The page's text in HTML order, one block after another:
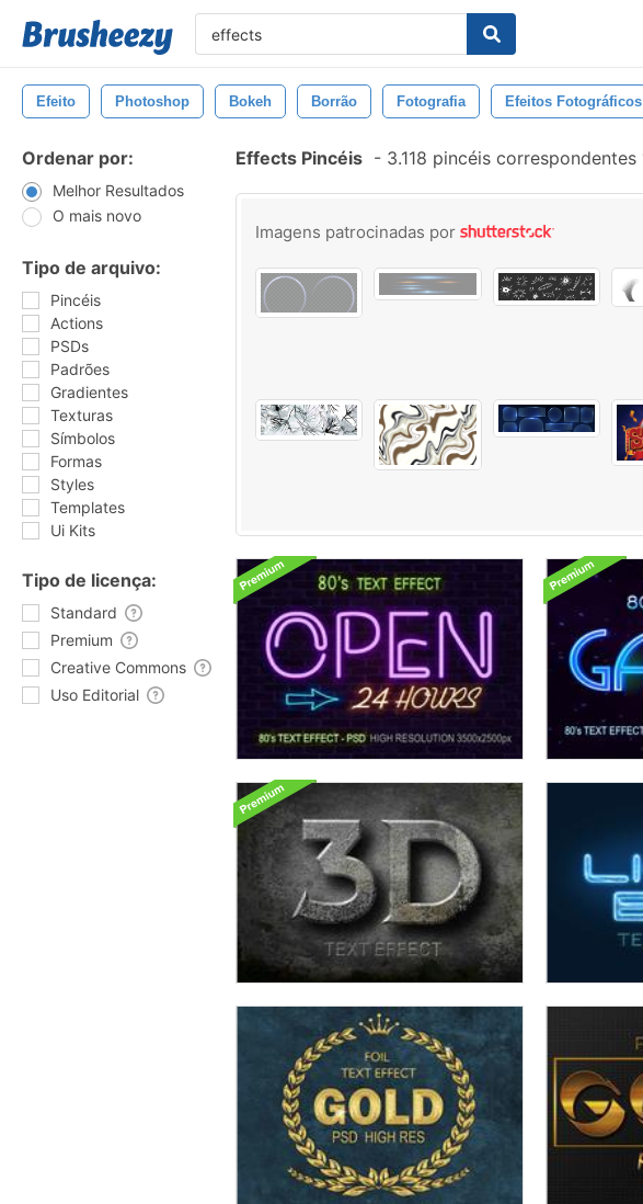
Efeito Photoshop Bokeh Borrão Fotografia Efeitos Fotográficos
Ordenar por:
Melhor Resultados
O mais novo
Tipo de arquivo:
Pincéis
Actions
PSDs
Padrões
Gradientes
Texturas
Símbolos
Formas
Styles
Templates
Ui Kits
Tipo de licença:
Standard
Premium
Creative Commons
Uso Editorial
Effects Pincéis - 3.118 pincéis correspondentes
Imagens patrocinadas por